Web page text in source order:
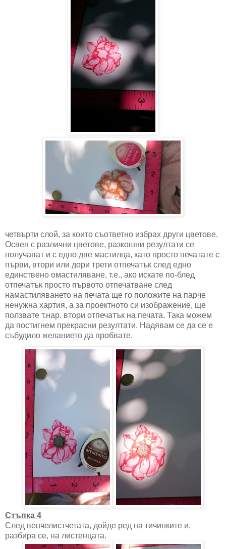
четвърти слой, за които съответно избрах други цветове.
Освен с различни цветове, разкошни резултати се
получават и с едно две мастилца, като просто печатате с
първи, втори или дори трети отпечатък след едно
единствено омастиляване, т.е., ако искате по-блед
отпечатък просто първото отпечатване след
намастиляването на печата ще го положите на парче
ненужна хартия, а за проектното си изображение, ще
ползвате т.нар. втори отпечатък на печата. Така можем
да постигнем прекрасни резултати. Надявам се да се е
събудило желанието да пробвате.
Стъпка 4
След венчелистчетата, дойде ред на тичинките и,
разбира се, на листенцата.